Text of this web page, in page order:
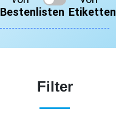
Bestenlisten Etiketten
Filter